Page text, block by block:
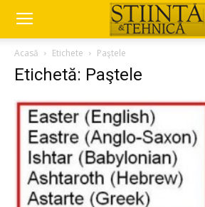
Acasă Etichete Paştele
Etichetă: Paştele